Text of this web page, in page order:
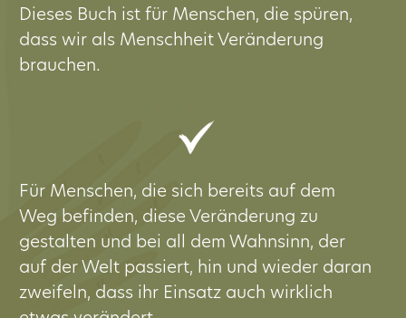
Dieses Buch ist für Menschen, die spüren,
dass wir als Menschheit Veränderung
brauchen.
Für Menschen, die sich bereits auf dem
Weg befinden, diese Veränderung zu
gestalten und bei all dem Wahnsinn, der
auf der Welt passiert, hin und wieder daran
zweifeln, dass ihr Einsatz auch wirklich